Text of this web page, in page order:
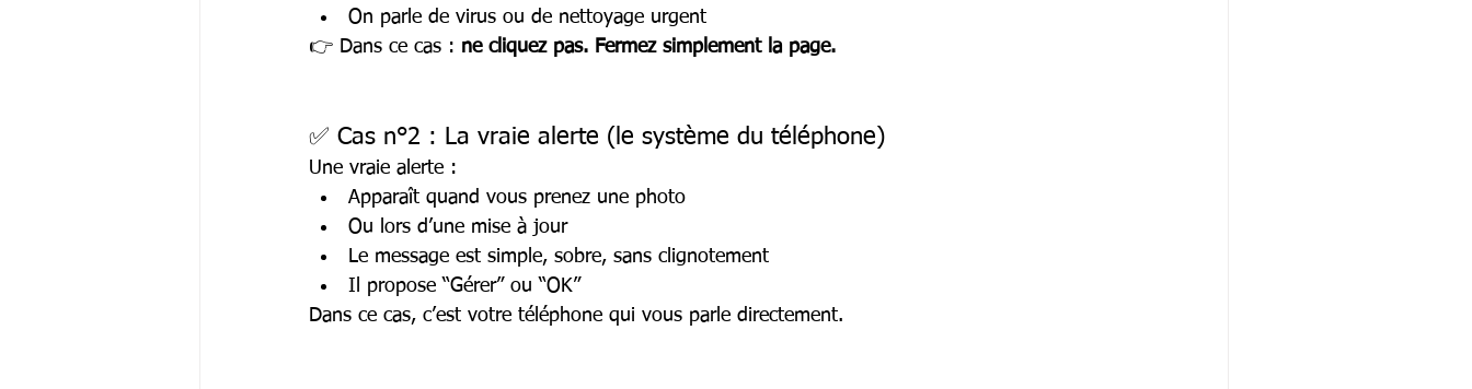
On parle de virus ou de nettoyage urgent
👉 Dans ce cas : ne cliquez pas. Fermez simplement la page.
✅ Cas n°2 : La vraie alerte (le système du téléphone)
Une vraie alerte :
Apparaît quand vous prenez une photo
Ou lors d’une mise à jour
Le message est simple, sobre, sans clignotement
Il propose “Gérer” ou “OK”
Dans ce cas, c’est votre téléphone qui vous parle directement.